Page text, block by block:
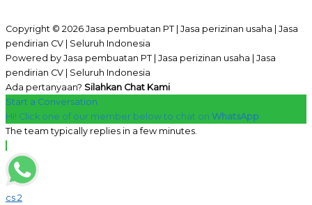
Copyright © 2026 Jasa pembuatan PT | Jasa perizinan usaha | Jasa
pendirian CV | Seluruh Indonesia
Powered by Jasa pembuatan PT | Jasa perizinan usaha | Jasa
pendirian CV | Seluruh Indonesia
Ada pertanyaan? Silahkan Chat Kami
Start a Conversation
Hi! Click one of our member below to chat on WhatsApp
The team typically replies in a few minutes.
cs 2